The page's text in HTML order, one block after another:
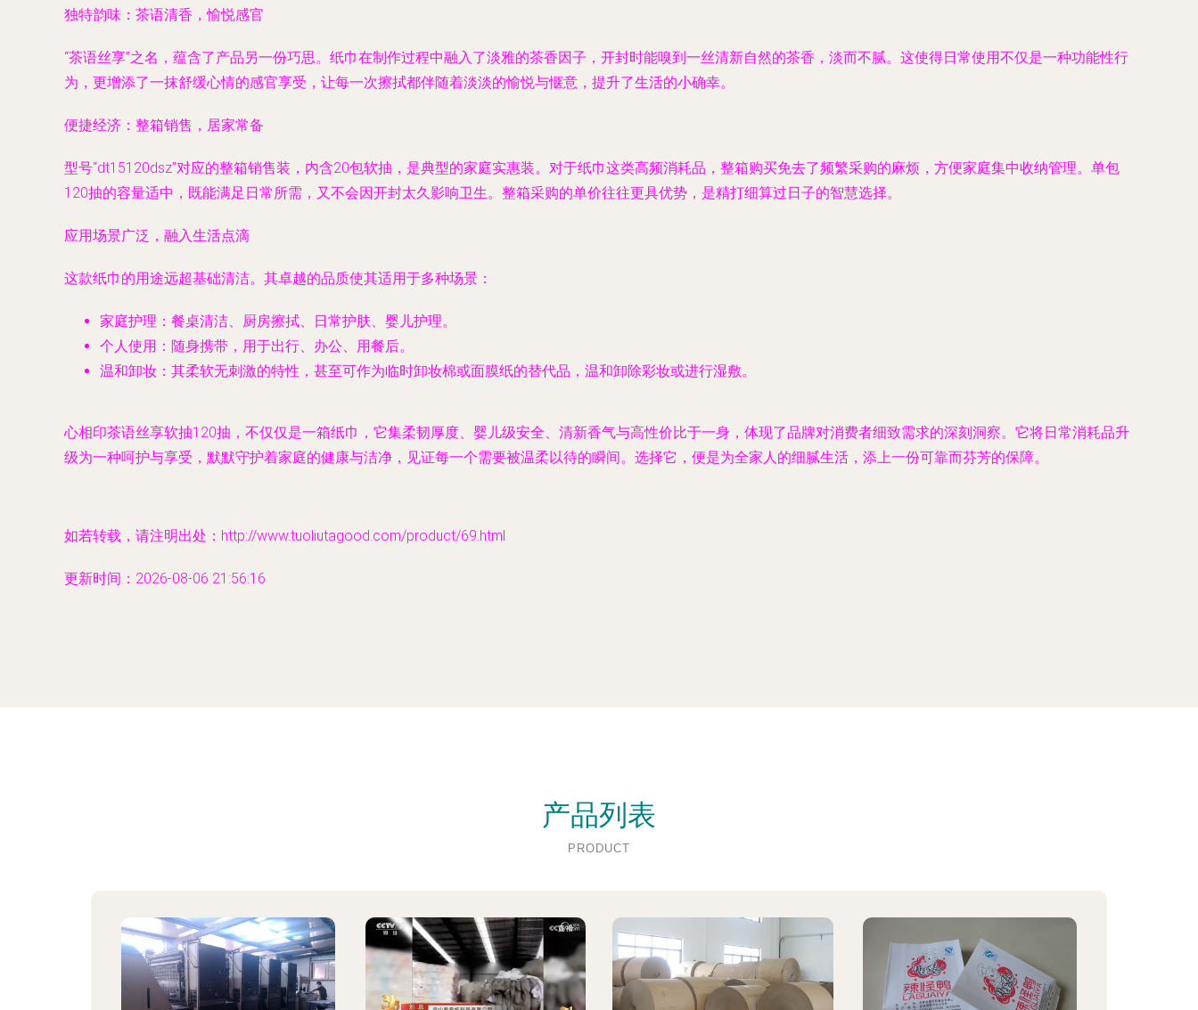
独特韵味：茶语清香，愉悦感官
“茶语丝享”之名，蕴含了产品另一份巧思。纸巾在制作过程中融入了淡雅的茶香因子，开封时能嗅到一丝清新自然的茶香，淡而不腻。这使得日常使用不仅是一种功能性行
为，更增添了一抹舒缓心情的感官享受，让每一次擦拭都伴随着淡淡的愉悦与惬意，提升了生活的小确幸。
便捷经济：整箱销售，居家常备
型号“dt15120dsz”对应的整箱销售装，内含20包软抽，是典型的家庭实惠装。对于纸巾这类高频消耗品，整箱购买免去了频繁采购的麻烦，方便家庭集中收纳管理。单包
120抽的容量适中，既能满足日常所需，又不会因开封太久影响卫生。整箱采购的单价往往更具优势，是精打细算过日子的智慧选择。
应用场景广泛，融入生活点滴
这款纸巾的用途远超基础清洁。其卓越的品质使其适用于多种场景：
家庭护理 ：餐桌清洁、厨房擦拭、日常护肤、婴儿护理。
个人使用 ：随身携带，用于出行、办公、用餐后。
温和卸妆 ：其柔软无刺激的特性，甚至可作为临时卸妆棉或面膜纸的替代品，温和卸除彩妆或进行湿敷。
心相印茶语丝享软抽120抽，不仅仅是一箱纸巾，它集柔韧厚度、婴儿级安全、清新香气与高性价比于一身，体现了品牌对消费者细致需求的深刻洞察。它将日常消耗品升
级为一种呵护与享受，默默守护着家庭的健康与洁净，见证每一个需要被温柔以待的瞬间。选择它，便是为全家人的细腻生活，添上一份可靠而芬芳的保障。
如若转载，请注明出处：http://www.tuoliutagood.com/product/69.html
更新时间：2026-08-06 21:56:16
产品列表
PRODUCT